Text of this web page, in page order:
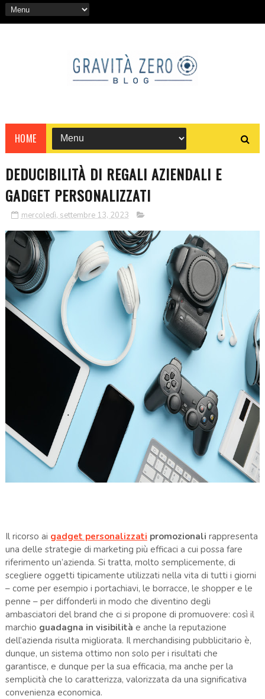
HOME
DEDUCIBILITÀ DI REGALI AZIENDALI E
GADGET PERSONALIZZATI
mercoledì, settembre 13, 2023
Il ricorso ai gadget personalizzati promozionali rappresenta
una delle strategie di marketing più efficaci a cui possa fare
riferimento un’azienda. Si tratta, molto semplicemente, di
scegliere oggetti tipicamente utilizzati nella vita di tutti i giorni
– come per esempio i portachiavi, le borracce, le shopper e le
penne – per diffonderli in modo che diventino degli
ambasciatori del brand che ci si propone di promuovere: così il
marchio guadagna in visibilità e anche la reputazione
dell’azienda risulta migliorata. Il merchandising pubblicitario è,
dunque, un sistema ottimo non solo per i risultati che
garantisce, e dunque per la sua efficacia, ma anche per la
semplicità che lo caratterizza, valorizzata da una significativa
convenienza economica.